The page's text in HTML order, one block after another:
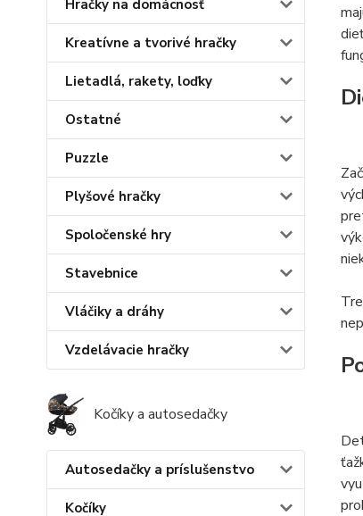
Hračky na domácnosť
Kreatívne a tvorivé hračky
Lietadlá, rakety, loďky
Ostatné
Puzzle
Plyšové hračky
Spoločenské hry
Stavebnice
Vláčiky a dráhy
Vzdelávacie hračky
Kočíky a autosedačky
Autosedačky a príslušenstvo
Kočíky